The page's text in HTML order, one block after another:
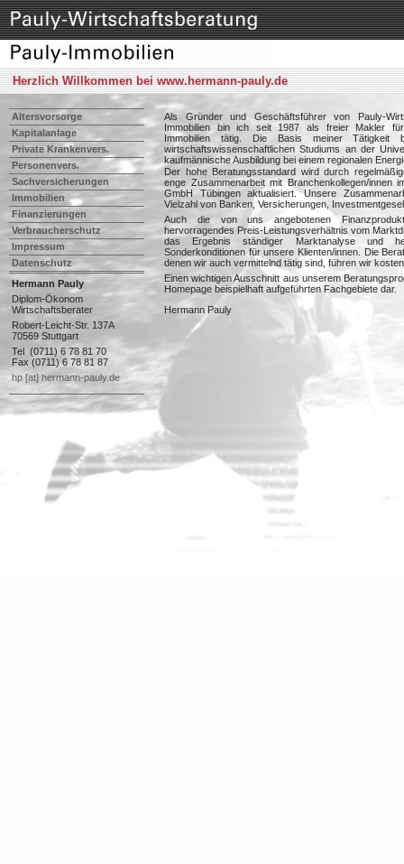
Altersvorsorge
Kapitalanlage
Private Krankenvers.
Personenvers.
Sachversicherungen
Immobilien
Finanzierungen
Verbraucherschutz
Impressum
Datenschutz
Hermann Pauly
Diplom-Ökonom
Wirtschaftsberater
Robert-Leicht-Str. 137A
70569 Stuttgart
Tel (0711) 6 78 81 70
Fax (0711) 6 78 81 87
hp [at] hermann-pauly.de
Herzlich Willkommen bei www.hermann-pauly.de
Als Gründer und Geschäftsführer von Pauly-
Immobilien bin ich seit 1987 als freier Makler für
Immobilien tätig. Die Basis meiner Tätigkeit
wirtschaftswissenschaftlichen Studiums an der
kaufmännische Ausbildung bei einem regionalen
Der hohe Beratungsstandard wird durch
enge Zusammenarbeit mit Branchenkollegen/innen
GmbH Tübingen aktualisiert. Unsere
Vielzahl von Banken, Versicherungen,
Auch die von uns angebotenen
hervorragendes Preis-Leistungsverhältnis vom
das Ergebnis ständiger Marktanalyse und
Sonderkonditionen für unsere Klienten/innen. Die
denen wir auch vermittelnd tätig sind, führen wir
Einen wichtigen Ausschnitt aus unserem
Homepage beispielhaft aufgeführten Fachgebiete dar.
Hermann Pauly